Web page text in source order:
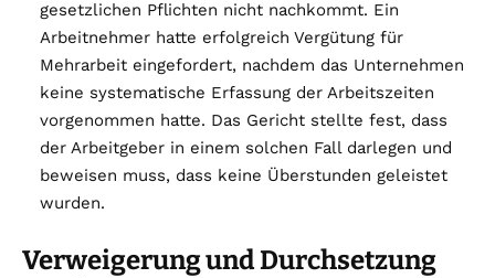
gesetzlichen Pflichten nicht nachkommt. Ein
Arbeitnehmer hatte erfolgreich Vergütung für
Mehrarbeit eingefordert, nachdem das Unternehmen
keine systematische Erfassung der Arbeitszeiten
vorgenommen hatte. Das Gericht stellte fest, dass
der Arbeitgeber in einem solchen Fall darlegen und
beweisen muss, dass keine Überstunden geleistet
wurden.
Verweigerung und Durchsetzung